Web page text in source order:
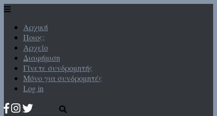
Αρχική
Ποιος;
Αρχείο
Διαφήμιση
Γίνετε συνδρομητής
Μόνο για συνδρομητές
Log in